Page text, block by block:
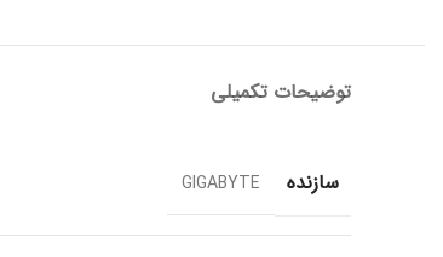
توضیحات تکمیلی
سازنده GIGABYTE